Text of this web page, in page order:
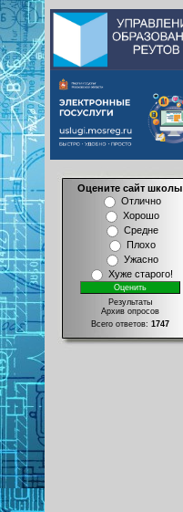
Оцените сайт школы
Отлично
Хорошо
Средне
Плохо
Ужасно
Хуже старого!
Результаты
Архив опросов
Всего ответов: 1747